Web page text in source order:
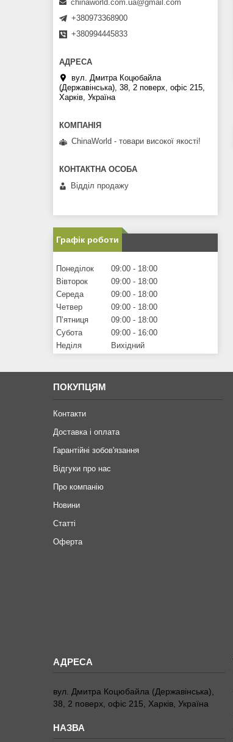
chinaworld.com.ua@gmail.com
+380973368900
+380994445833
вул. Дмитра Коцюбайла
(Державінська), 38, 2 поверх, офіс 215,
Харків, Україна
ChinaWorld - товари високої якості!
Відділ продажу
Графік роботи
Понеділок 09:00
18:00
Вівторок
09:00
18:00
Середа
09:00
18:00
Четвер
09:00
18:00
Пʼятниця
09:00
18:00
Субота
09:00
16:00
Неділя
Вихідний
ПОКУПЦЯМ
Контакти
Доставка і оплата
Гарантійні зобов'язання
Відгуки про нас
Про компанію
Новини
Статті
Оферта
вул. Дмитра Коцюбайла (Державінська),
38, 2 поверх, офіс 215, Харків, Україна